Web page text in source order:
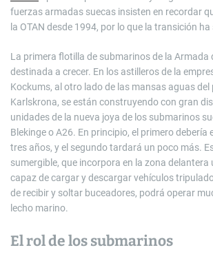
fuerzas armadas suecas insisten en recordar
la OTAN desde 1994, por lo que la transición
La primera flotilla de submarinos de la Armada
destinada a crecer. En los astilleros de la
Kockums, al otro lado de las mansas aguas del
Karlskrona, se están construyendo con gran
unidades de la nueva joya de los submarinos
Blekinge o A26. En principio, el primero debería
tres años, y el segundo tardará un poco más.
sumergible, que incorpora en la zona delantera
capaz de cargar y descargar vehículos
de recibir y soltar buceadores, podrá operar
lecho marino.
El rol de los submarinos